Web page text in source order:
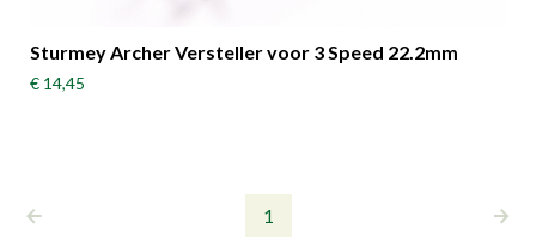
Sturmey Archer Versteller voor 3 Speed 22.2mm
€ 14,45
1